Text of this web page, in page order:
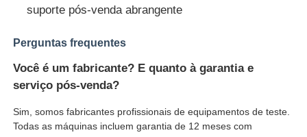
suporte pós-venda abrangente
Perguntas frequentes
Você é um fabricante? E quanto à garantia e
serviço pós-venda?
Sim, somos fabricantes profissionais de equipamentos de teste.
Todas as máquinas incluem garantia de 12 meses com